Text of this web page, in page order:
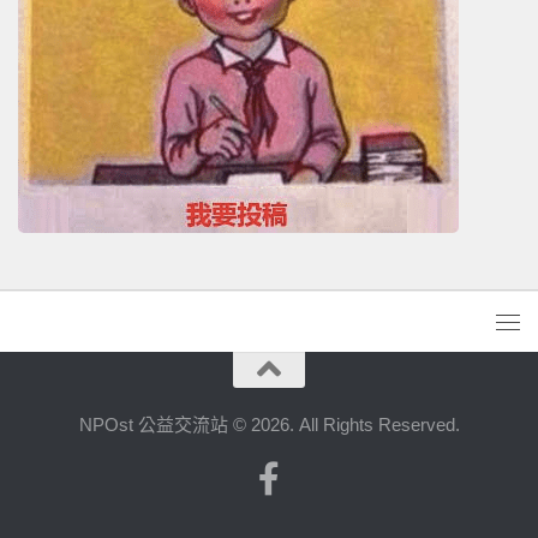
NPOst 公益交流站 © 2026. All Rights Reserved.